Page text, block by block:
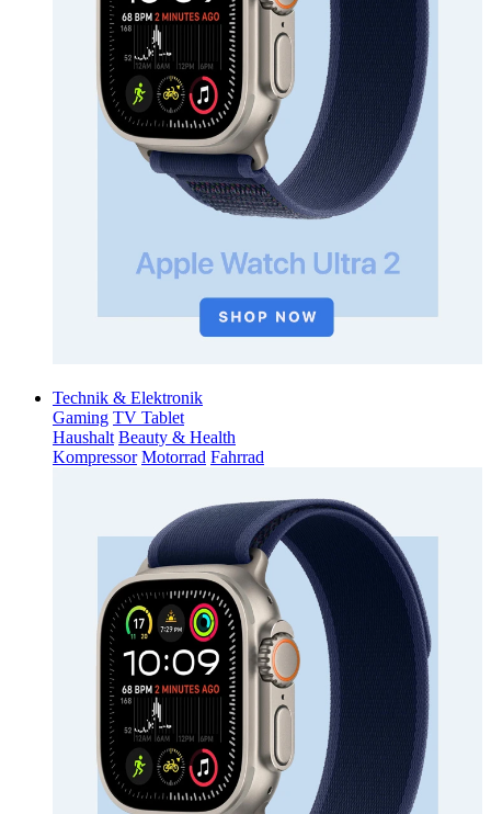
Technik & Elektronik
Gaming TV Tablet
Haushalt Beauty & Health
Kompressor Motorrad Fahrrad